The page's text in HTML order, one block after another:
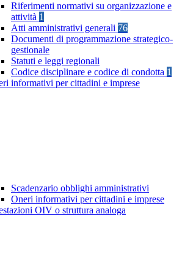
Riferimenti normativi su organizzazione e
attività 1
Atti amministrativi generali 76
Documenti di programmazione strategico-
gestionale
Statuti e leggi regionali
Codice disciplinare e codice di condotta 1
informativi per cittadini e imprese
Scadenzario obblighi amministrativi
Oneri informativi per cittadini e imprese
OIV o struttura analoga